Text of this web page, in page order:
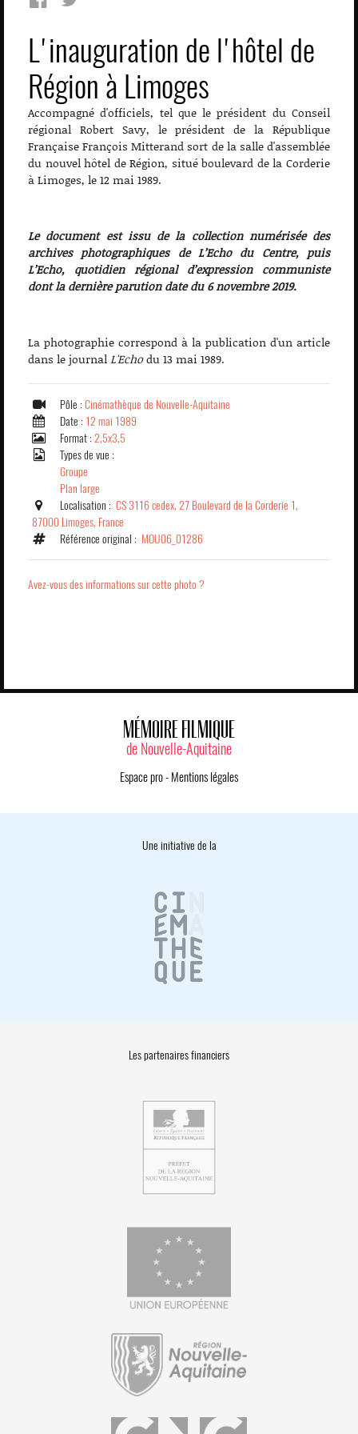
L'inauguration de l'hôtel de
Région à Limoges
Accompagné d'officiels, tel que le président du Conseil
régional Robert Savy, le président de la République
Française François Mitterand sort de la salle d'assemblée
du nouvel hôtel de Région, situé boulevard de la Corderie
à Limoges, le 12 mai 1989.
Le document est issu de la collection numérisée des
archives photographiques de L’Echo du Centre, puis
L’Echo, quotidien régional d’expression communiste
dont la dernière parution date du 6 novembre 2019.
La photographie correspond à la publication d'un article
dans le journalL'Echodu 13 mai 1989.
Pôle : Cinémathèque de Nouvelle-Aquitaine
Date : 12 mai 1989
Format : 2,5x3,5
Types de vue :
Groupe
Plan large
Localisation : CS 3116 cedex, 27 Boulevard de la Corderie 1,
87000 Limoges, France
Référence original : MOU06_01286
Avez-vous des informations sur cette photo ?
MÉMOIRE FILMIQUE
de Nouvelle-Aquitaine
Espace pro- Mentions légales
Une initiative de la
Les partenaires financiers